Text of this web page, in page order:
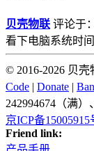
贝壳物联 评论于
看下电脑系统时
© 2016-2026 贝壳
Code | Donate |
242994674（满）
京ICP备15005915
Friend link: